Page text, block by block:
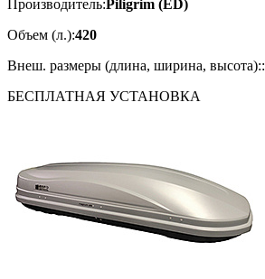
Производитель: Piligrim (ED)
Объем (л.):420
Внеш. размеры (длина, ширина, высота)::
БЕСПЛАТНАЯ УСТАНОВКА